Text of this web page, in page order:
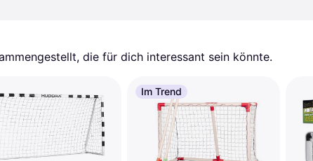
die für dich interessant sein könnte.
Im Trend